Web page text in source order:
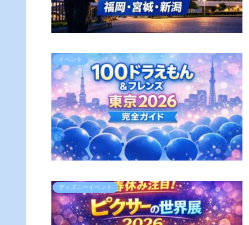
イベント
ディズニーイベント